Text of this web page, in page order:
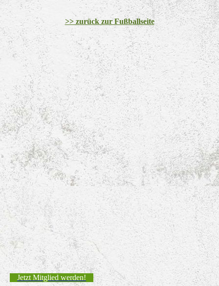
>> zurück zur Fußballseite
Jetzt Mitglied werden!